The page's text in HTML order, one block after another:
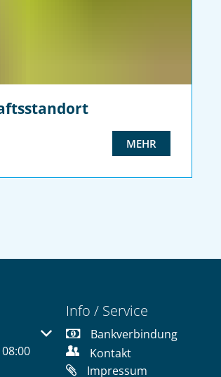
MEHR
oder Schließzeiten auszublenden
Info / Service
Bankverbindung
Kontakt
Impressum